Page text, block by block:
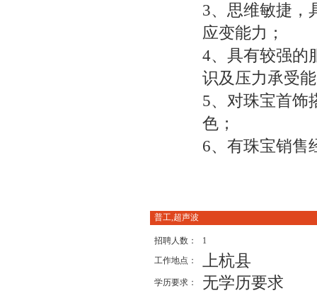
3、思维敏捷，
应变能力；
4、具有较强的
识及压力承受
5、对珠宝首饰
色；
6、有珠宝销售
普工,超声波
招聘人数：
1
工作地点：
上杭县
学历要求： 无学历要求